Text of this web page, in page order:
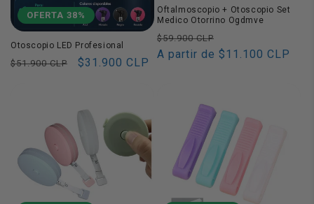
OFERTA 38%
Otoscopio LED Profesional
Precio
$51.900 CLP
Precio
$31.900 CLP
Oftalmoscopio + Otoscopio Set
Medico Otorrino Ogdmve
Precio
habitual
$59.900 CLP
de
A partir de $11.100 CLP